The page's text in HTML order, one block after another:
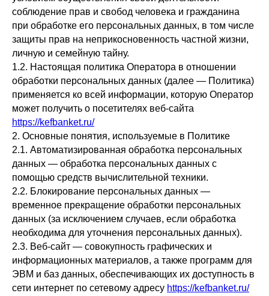
соблюдение прав и свобод человека и гражданина
при обработке его персональных данных, в том числе
защиты прав на неприкосновенность частной жизни,
личную и семейную тайну.
1.2. Настоящая политика Оператора в отношении
обработки персональных данных (далее — Политика)
применяется ко всей информации, которую Оператор
может получить о посетителях веб-сайта
https://kefbanket.ru/
2. Основные понятия, используемые в Политике
2.1. Автоматизированная обработка персональных
данных — обработка персональных данных с
помощью средств вычислительной техники.
2.2. Блокирование персональных данных —
временное прекращение обработки персональных
данных (за исключением случаев, если обработка
необходима для уточнения персональных данных).
2.3. Веб-сайт — совокупность графических и
информационных материалов, а также программ для
ЭВМ и баз данных, обеспечивающих их доступность в
сети интернет по сетевому адресу https://kefbanket.ru/